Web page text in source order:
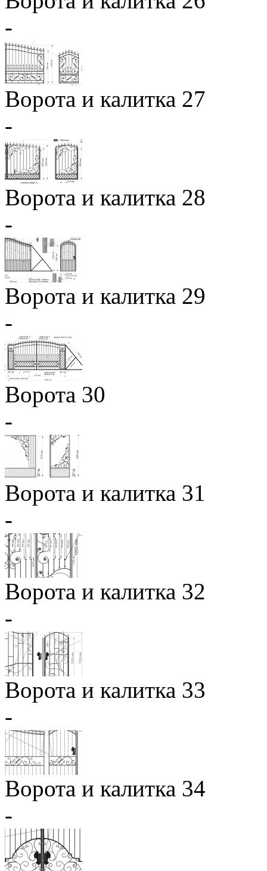
-
Ворота и калитка 27
-
Ворота и калитка 28
-
Ворота и калитка 29
-
Ворота 30
-
Ворота и калитка 31
-
Ворота и калитка 32
-
Ворота и калитка 33
-
Ворота и калитка 34
-